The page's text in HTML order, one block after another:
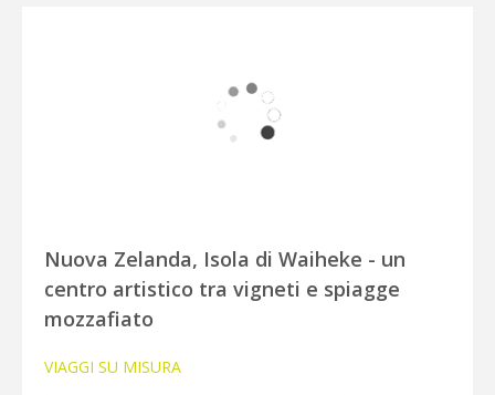
Nuova Zelanda, Isola di Waiheke - un
centro artistico tra vigneti e spiagge
mozzafiato
VIAGGI SU MISURA